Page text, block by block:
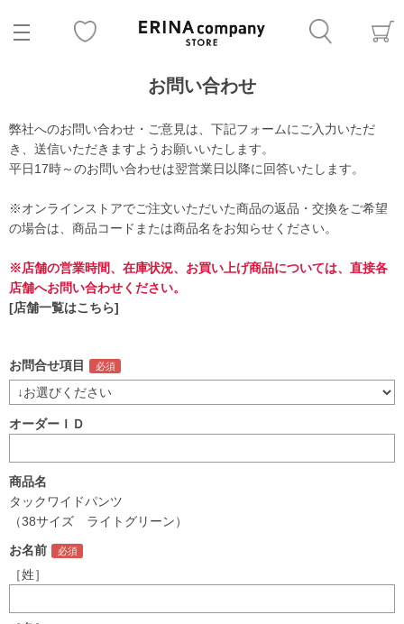
お問い合わせ
弊社へのお問い合わせ・ご意見は、下記フォームにご入力いただ
き、送信いただきますようお願いいたします。
平日17時～のお問い合わせは翌営業日以降に回答いたします。
※オンラインストアでご注文いただいた商品の返品・交換をご希望
の場合は、商品コードまたは商品名をお知らせください。
※店舗の営業時間、在庫状況、お買い上げ商品については、直接各
店舗へお問い合わせください。
[店舗一覧はこちら]
お問合せ項目
オーダーＩＤ
商品名
タックワイドパンツ
（38サイズ ライトグリーン）
お名前
［姓］